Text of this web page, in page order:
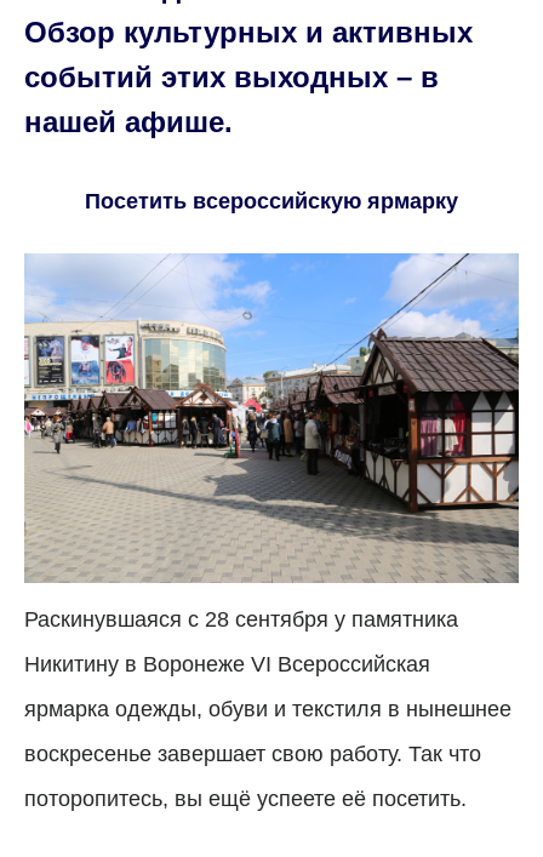
Обзор культурных и активных
событий этих выходных – в
нашей афише.
Посетить всероссийскую ярмарку
Раскинувшаяся с 28 сентября у памятника
Никитину в Воронеже VI Всероссийская
ярмарка одежды, обу­ви и текстиля в нынешнее
воскресенье завершает свою работу. Так что
поторопитесь, вы ещё успеете её посетить.